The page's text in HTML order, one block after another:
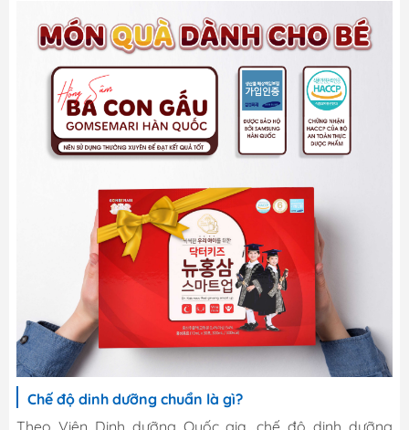
Chế độ dinh dưỡng chuẩn là gì?
Theo Viện Dinh dưỡng Quốc gia, chế độ dinh dưỡng